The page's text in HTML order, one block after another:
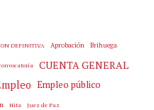
DEFINITIVA Aprobación Brihuega
CUENTA GENERAL
Empleo público
Hita Juez de Paz